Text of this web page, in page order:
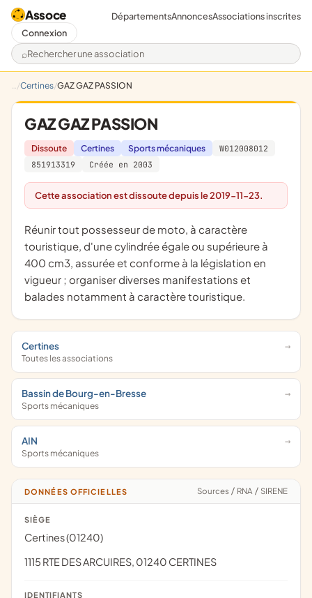
Assoce
Rechercher une association
DépartementsAnnoncesAssociations inscrites
Connexion
Certines GAZ GAZ PASSION
GAZ GAZ PASSION
Dissoute Certines Sports mécaniques
W012008012
851913319
Créée en 2003
Cette association est dissoute depuis le 2019-11-23.
réunir tout possesseur de moto, à caractère
touristique, d'une cylindrée égale ou supérieure à
400 cm3, assurée et conforme à la législation en
vigueur ; organiser diverses manifestations et
balades notamment à caractère touristique.
Certines
Toutes les associations
Bassin de Bourg-en-Bresse
Sports mécaniques
AIN
Sports mécaniques
DONNÉES OFFICIELLES Sources / RNA / SIRENE
SIÈGE
Certines (01240)
1115 RTE DES ARCUIRES, 01240 CERTINES
IDENTIFIANTS